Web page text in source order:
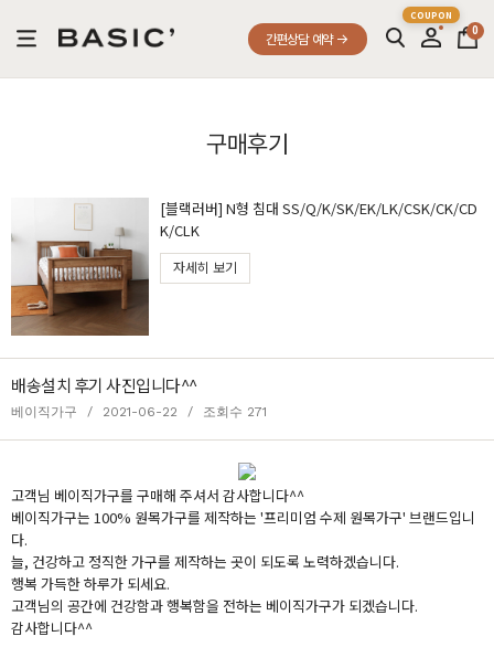
간편상담 예약
0
구매후기
[블랙러버] N형 침대 SS/Q/K/SK/EK/LK/CSK/CK/CD
K/CLK
자세히 보기
배송설치 후기 사진입니다^^
베이직가구 / 2021-06-22 / 조회수 271
고객님 베이직가구를 구매해 주셔서 감사합니다^^
베이직가구는 100% 원목가구를 제작하는 '프리미엄 수제 원목가구' 브랜드입니
다.
늘, 건강하고 정직한 가구를 제작하는 곳이 되도록 노력하겠습니다.
행복 가득한 하루가 되세요.
고객님의 공간에 건강함과 행복함을 전하는 베이직가구가 되겠습니다.
감사합니다^^